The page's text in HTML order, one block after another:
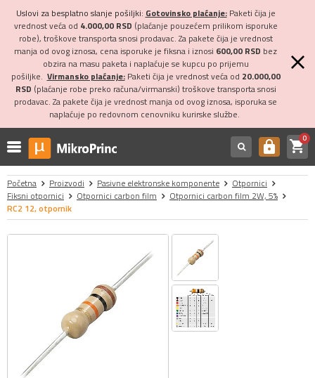
Uslovi za besplatno slanje pošiljki: Gotovinsko plaćanje:Paketi čija je
vrednost veća od 4.000,00 RSD (plaćanje pouzećem prilikom isporuke
robe), troškove transporta snosi prodavac. Za pakete čija je vrednost
manja od ovog iznosa, cena isporuke je fiksna i iznosi 600,00 RSD bez
obzira na masu paketa i naplaćuje se kupcu po prijemu
pošiljke. Virmansko plaćanje:Paketi čija je vrednost veća od 20.000,00
RSD (plaćanje robe preko računa/virmanski) troškove transporta snosi
prodavac. Za pakete čija je vrednost manja od ovog iznosa, isporuka se
naplaćuje po redovnom cenovniku kurirske službe.
https shopping_cart0
Početna Proizvodi Pasivne elektronske komponente
Otpornici
Fiksni otpornici
Otpornici carbon film
Otpornici carbon film 2W, 5%
RC2 12, otpornik